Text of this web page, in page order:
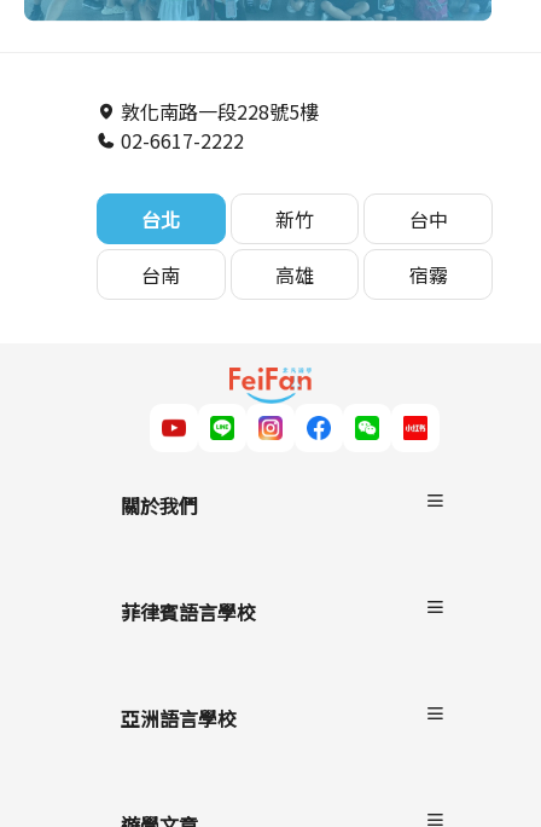
台北 新竹
台中
台南
高雄 宿霧
02-6617-2222
敦化南路一段228號5樓
關於我們
服務流程
雙國遊學
菲律賓語言學校
碧瑤
克拉克
亞洲語言學校